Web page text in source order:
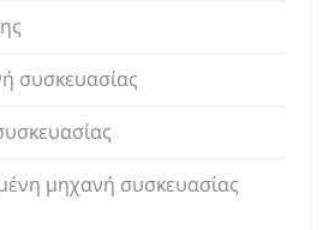
συσκευασίας
μηχανή συσκευασίας